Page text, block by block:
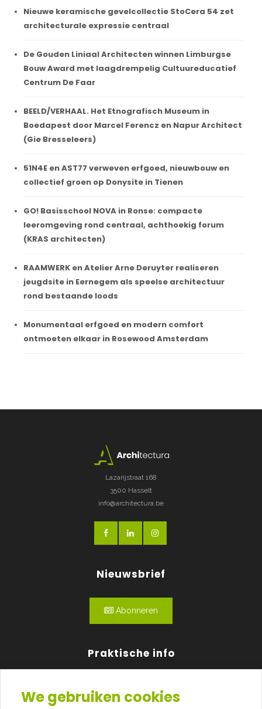
Nieuwe keramische gevelcollectie StoCera 54 zet
architecturale expressie centraal
De Gouden Liniaal Architecten winnen Limburgse
Bouw Award met laagdrempelig Cultuureducatief
Centrum De Faar
BEELD/VERHAAL. Het Etnografisch Museum in
Boedapest door Marcel Ferencz en Napur Architect
(Gie Bresseleers)
51N4E en AST77 verweven erfgoed, nieuwbouw en
collectief groen op Donysite in Tienen
GO! Basisschool NOVA in Ronse: compacte
leeromgeving rond centraal, achthoekig forum
(KRAS architecten)
RAAMWERK en Atelier Arne Deruyter realiseren
jeugdsite in Eernegem als speelse architectuur
rond bestaande loods
Monumentaal erfgoed en modern comfort
ontmoeten elkaar in Rosewood Amsterdam
Lazarijstraat 168
3500 Hasselt
info@architectura.be
Nieuwsbrief
Abonneren
Praktische info
We gebruiken cookies